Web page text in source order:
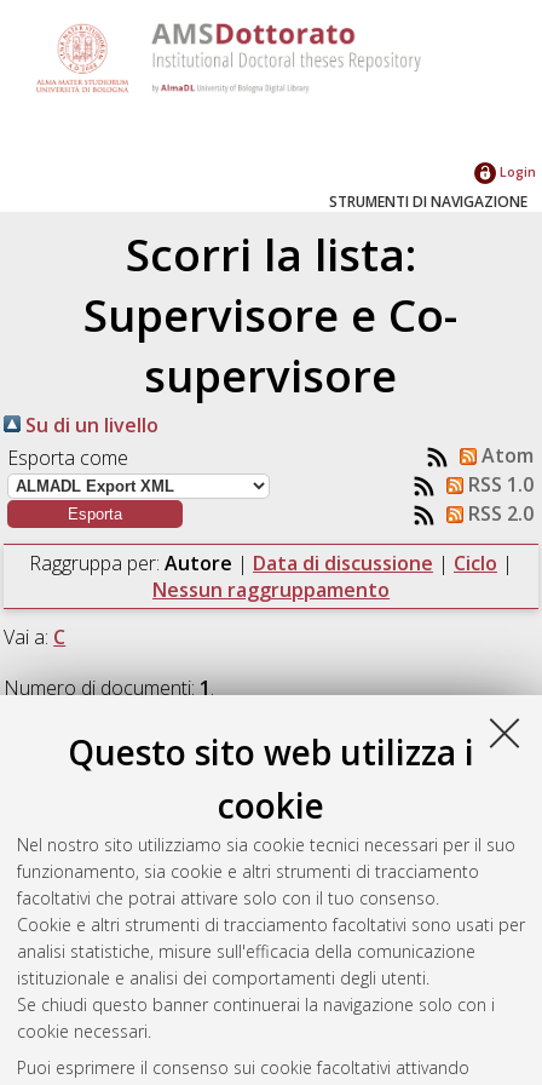
Questo sito web utilizza i
cookie
Nel nostro sito utilizziamo sia cookie tecnici necessari per il suo
funzionamento, sia cookie e altri strumenti di tracciamento
facoltativi che potrai attivare solo con il tuo consenso.
Cookie e altri strumenti di tracciamento facoltativi sono usati per
analisi statistiche, misure sull'efficacia della comunicazione
istituzionale e analisi dei comportamenti degli utenti.
Se chiudi questo banner continuerai la navigazione solo con i
cookie necessari.
Puoi esprimere il consenso sui cookie facoltativi attivando
Login
STRUMENTI DI NAVIGAZIONE
Scorri la lista:
Supervisore e Co-
supervisore
Su di un livello
Esporta come
Atom
RSS 1.0
RSS 2.0
Raggruppa per: Autore | Data di discussione | Ciclo |
Nessun raggruppamento
Vai a: C
Numero di documenti:1.
(2024)In-work poverty, a complex and
context-specific phenomenon , [Dissertation thesis], Alma
Mater Studiorum Università di Bologna. Dottorato di ricerca in
Scienze politiche e sociali, 35 Ciclo.
Questa lista e' stata generata ilFri Aug 7 20:45:43 2026 CEST
Atom